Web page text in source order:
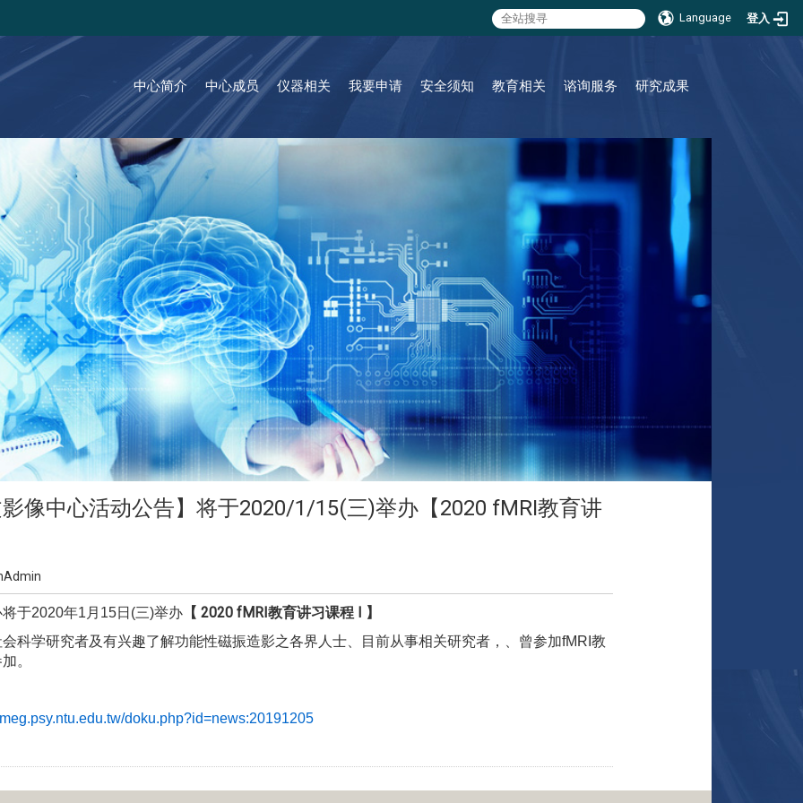
Language 登入
中心简介 中心成员 仪器相关 我要申请 安全须知 教育相关 谘询服务 研究成果
像中心活动公告】将于2020/1/15(三)举办【2020 fMRI教育讲
于2020年1 月15日(三)举办 【 2020 fMRI教育讲习课程 I 】
科学研究者及有兴趣了解功能性磁振造影之各界人士、目前从事相关研究者 ，
、曾参加fMRI教
。
doku.php?id=news:20191205